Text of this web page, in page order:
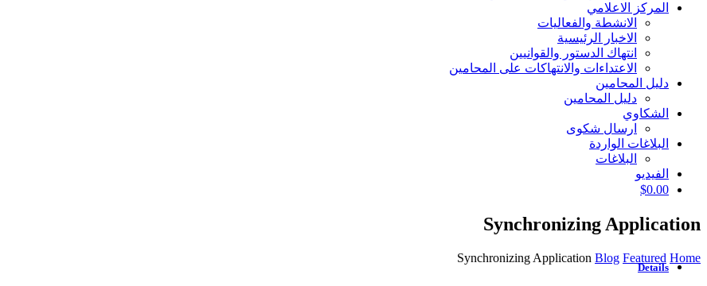
المركز الاعلامي
الانشطة والفعاليات
الاخبار الرئيسية
انتهاك الدستور والقوانيين
الاعتداءات والانتهاكات على المحامين
دليل المحامين
دليل المحامين
الشكاوي
ارسال شكوى
البلاغات الواردة
البلاغات
الفيديو
$0.00
Synchronizing Application
Synchronizing Application Blog Featured Home
Details